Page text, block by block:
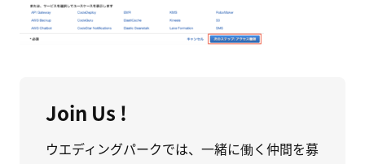
Join Us !
ウエディングパークでは、一緒に働く仲間を募